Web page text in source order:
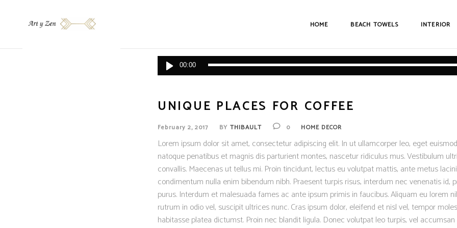
HOME BEACH TOWELS INTERIOR
Audio
Player
00:00
UNIQUE PLACES FOR COFFEE
February 2, 2017 BY THIBAULT 0 HOME DECOR
Lorem ipsum dolor sit amet, consectetur adipiscing elit. In ut ullamcorper leo, eget
natoque penatibus et magnis dis parturient montes, nascetur ridiculus mus. Vestibulum
convallis. Maecenas ut tellus mi. Proin tincidunt, lectus eu volutpat mattis, ante metus
condimentum nulla enim bibendum nibh. Praesent turpis risus, interdum nec venenatis id,
purus. Interdum et malesuada fames ac ante ipsum primis in faucibus. Aliquam eu lorem
rutrum in odio vel, suscipit ultrices nunc. Cras ipsum dolor, eleifend et nisl vel, tempor
habitasse platea dictumst. Proin nec blandit ligula. Donec volutpat leo turpis, vel